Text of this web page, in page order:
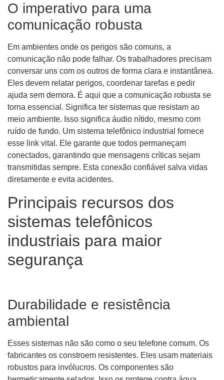
O imperativo para uma
comunicação robusta
Em ambientes onde os perigos são comuns, a
comunicação não pode falhar. Os trabalhadores precisam
conversar uns com os outros de forma clara e instantânea.
Eles devem relatar perigos, coordenar tarefas e pedir
ajuda sem demora. É aqui que a comunicação robusta se
torna essencial. Significa ter sistemas que resistam ao
meio ambiente. Isso significa áudio nítido, mesmo com
ruído de fundo. Um sistema telefônico industrial fornece
esse link vital. Ele garante que todos permaneçam
conectados, garantindo que mensagens críticas sejam
transmitidas sempre. Esta conexão confiável salva vidas
diretamente e evita acidentes.
Principais recursos dos
sistemas telefônicos
industriais para maior
segurança
Durabilidade e resistência
ambiental
Esses sistemas não são como o seu telefone comum. Os
fabricantes os constroem resistentes. Eles usam materiais
robustos para invólucros. Os componentes são